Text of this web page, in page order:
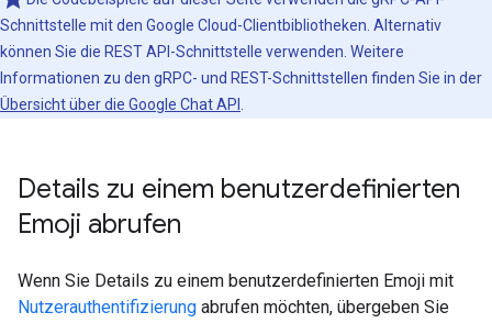
Schnittstelle mit den Google Cloud-Clientbibliotheken. Alternativ
können Sie die REST API-Schnittstelle verwenden. Weitere
Informationen zu den gRPC- und REST-Schnittstellen finden Sie in der
Übersicht über die Google Chat API
Details zu einem benutzerdefinierten
Emoji abrufen
Wenn Sie Details zu einem benutzerdefinierten Emoji mit
Nutzerauthentifizierung abrufen möchten, übergeben Sie